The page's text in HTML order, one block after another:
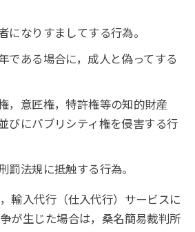
になりすましてする行為。
である場合に，成人と偽ってする
，意匠権，特許権等の知的財産
びにパブリシティ権を侵害する行
罰法規に抵触する行為。
輸入代行（仕入代行）サービスに
が生じた場合は，桑名簡易裁判所